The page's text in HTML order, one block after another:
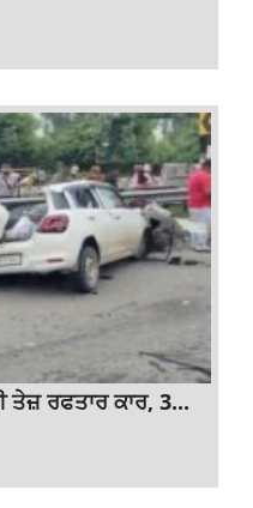
ਤੇਜ਼ ਰਫਤਾਰ ਕਾਰ, 3...